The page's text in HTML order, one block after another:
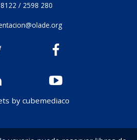
/ 2598 280
by cubemediaco